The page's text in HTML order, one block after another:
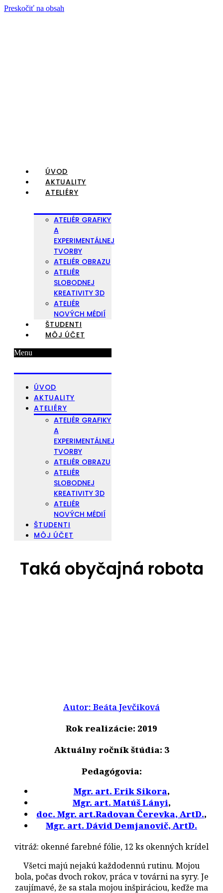
Preskočiť na obsah
ÚVOD
AKTUALITY
ATELIÉRY
ATELIÉR GRAFIKY
A
EXPERIMENTÁLNEJ
TVORBY
ATELIÉR OBRAZU
ATELIÉR
SLOBODNEJ
KREATIVITY 3D
ATELIÉR
NOVÝCH MÉDIÍ
ŠTUDENTI
MÔJ ÚČET
Menu
ÚVOD
AKTUALITY
ATELIÉRY
ATELIÉR GRAFIKY
A
EXPERIMENTÁLNEJ
TVORBY
ATELIÉR OBRAZU
ATELIÉR
SLOBODNEJ
KREATIVITY 3D
ATELIÉR
NOVÝCH MÉDIÍ
ŠTUDENTI
MÔJ ÚČET
Taká obyčajná robota
Autor: Beáta Jevčiková
Rok realizácie: 2019
Aktuálny ročník štúdia: 3
Pedagógovia:
Mgr. art. Erik Sikora,
Mgr. art. Matúš Lányi,
doc. Mgr. art.Radovan Čerevka, ArtD.,
Mgr. art. Dávid Demjanovič, ArtD.
vitráž: okenné farebné fólie, 12 ks okenných krídel
Všetci majú nejakú každodennú rutinu. Mojou
bola, počas dvoch rokov, práca v továrni na syry. Je
zaujímavé, že sa stala mojou inšpiráciou, keďže ma